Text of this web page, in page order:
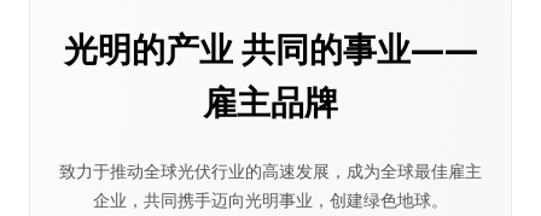
光明的产业 共同的事业——
雇主品牌
致力于推动全球光伏行业的高速发展，成为全球最佳雇主
企业，共同携手迈向光明事业，创建绿色地球。